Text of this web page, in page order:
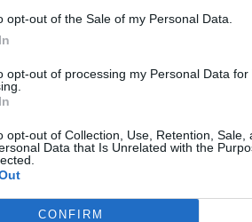
opt-out of the Sale of my Personal Data.
opt-out of processing my Personal Data for
opt-out of Collection, Use, Retention, Sale,
Data that Is Unrelated with the
CONFIRM
τιμολόγιο στα 9,9 λεπτά/
στα 4,5 ευρώ.
είναι στα 10,11 λεπτά/
12% από τον
λεπτά/κιλοβατώρα
Απρίλιο. Η τιμή προκύπτει